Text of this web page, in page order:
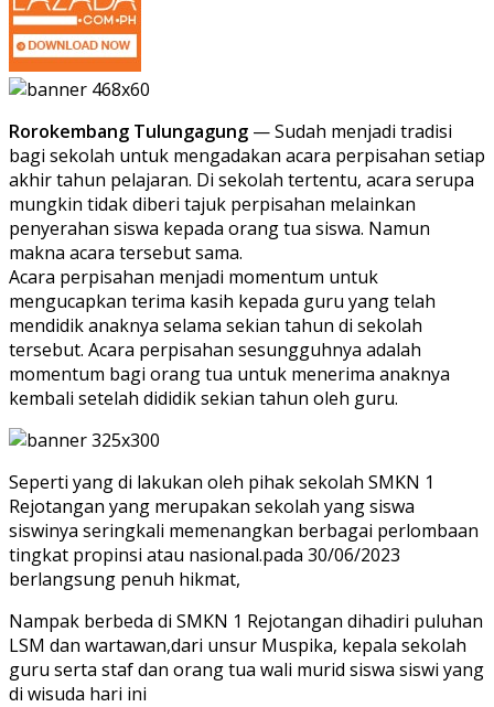
Rorokembang Tulungagung — Sudah menjadi tradisi
bagi sekolah untuk mengadakan acara perpisahan setiap
akhir tahun pelajaran. Di sekolah tertentu, acara serupa
mungkin tidak diberi tajuk perpisahan melainkan
penyerahan siswa kepada orang tua siswa. Namun
makna acara tersebut sama.
Acara perpisahan menjadi momentum untuk
mengucapkan terima kasih kepada guru yang telah
mendidik anaknya selama sekian tahun di sekolah
tersebut. Acara perpisahan sesungguhnya adalah
momentum bagi orang tua untuk menerima anaknya
kembali setelah dididik sekian tahun oleh guru.
Seperti yang di lakukan oleh pihak sekolah SMKN 1
Rejotangan yang merupakan sekolah yang siswa
siswinya seringkali memenangkan berbagai perlombaan
tingkat propinsi atau nasional.pada 30/06/2023
berlangsung penuh hikmat,
Nampak berbeda di SMKN 1 Rejotangan dihadiri puluhan
LSM dan wartawan,dari unsur Muspika, kepala sekolah
guru serta staf dan orang tua wali murid siswa siswi yang
di wisuda hari ini